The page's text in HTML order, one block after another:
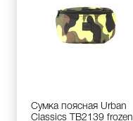
Сумка поясная Urban
Classics TB2139 frozen